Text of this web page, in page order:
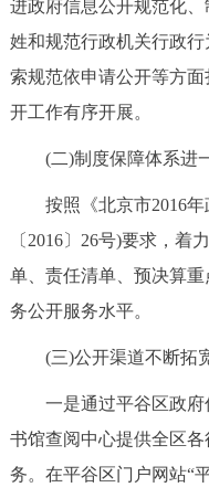
进政府信息公开规范化
姓和规范行政机关行政
索规范依申请公开等方
开工作有序开展。
(二)制度保障体系进一
按照《北京市2016年
〔2016〕26号)要求，
单、责任清单、预决算
务公开服务水平。
(三)公开渠道不断拓宽
一是通过平谷区政府
书馆查阅中心提供全区
务。在平谷区门户网站“